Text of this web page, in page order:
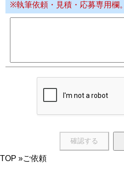
※執筆依頼・見積・応募専用欄。
TOP »ご依頼